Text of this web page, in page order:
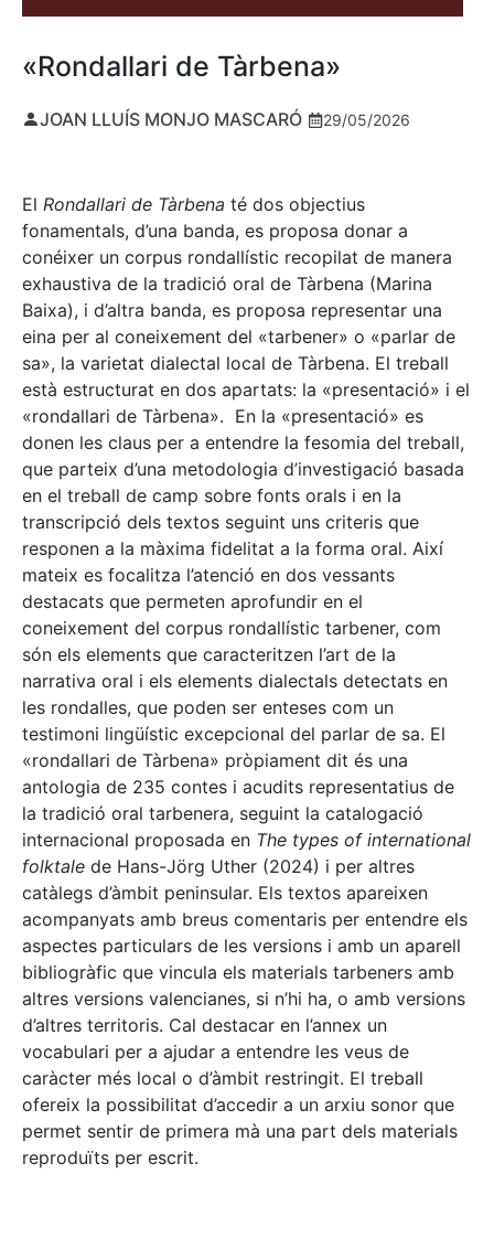
«Rondallari de Tàrbena»
JOAN LLUÍS MONJO MASCARÓ 29/05/2026
El Rondallari de Tàrbena té dos objectius
fonamentals, d’una banda, es proposa donar a
conéixer un corpus rondallístic recopilat de manera
exhaustiva de la tradició oral de Tàrbena (Marina
Baixa), i d’altra banda, es proposa representar una
eina per al coneixement del «tarbener» o «parlar de
sa», la varietat dialectal local de Tàrbena. El treball
està estructurat en dos apartats: la «presentació» i el
«rondallari de Tàrbena». En la «presentació» es
donen les claus per a entendre la fesomia del treball,
que parteix d’una metodologia d’investigació basada
en el treball de camp sobre fonts orals i en la
transcripció dels textos seguint uns criteris que
responen a la màxima fidelitat a la forma oral. Així
mateix es focalitza l’atenció en dos vessants
destacats que permeten aprofundir en el
coneixement del corpus rondallístic tarbener, com
són els elements que caracteritzen l’art de la
narrativa oral i els elements dialectals detectats en
les rondalles, que poden ser enteses com un
testimoni lingüístic excepcional del parlar de sa. El
«rondallari de Tàrbena» pròpiament dit és una
antologia de 235 contes i acudits representatius de
la tradició oral tarbenera, seguint la catalogació
internacional proposada en The types of international
folktale de Hans-Jörg Uther (2024) i per altres
catàlegs d’àmbit peninsular. Els textos apareixen
acompanyats amb breus comentaris per entendre els
aspectes particulars de les versions i amb un aparell
bibliogràfic que vincula els materials tarbeners amb
altres versions valencianes, si n’hi ha, o amb versions
d’altres territoris. Cal destacar en l’annex un
vocabulari per a ajudar a entendre les veus de
caràcter més local o d’àmbit restringit. El treball
ofereix la possibilitat d’accedir a un arxiu sonor que
permet sentir de primera mà una part dels materials
reproduïts per escrit.